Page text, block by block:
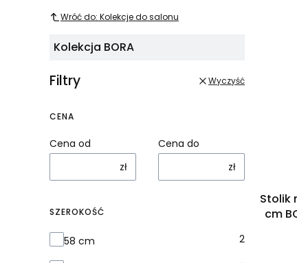
Wróć do: Kolekcje do salonu
Kolekcja BORA
Filtry Wyczyść
CENA
Cena od
zł
Cena do
zł
SZEROKOŚĆ
Szerokość
58 cm 2
Stolik
cm